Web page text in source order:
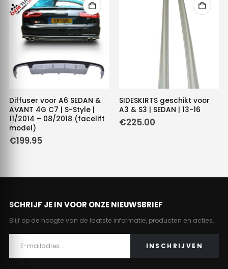
Diffuser voor A6 SEDAN &
AVANT 4G C7 | S-Style |
11/2014 – 08/2018 (facelift
model)
€199.95
SIDESKIRTS geschikt voor
A3 & S3 | SEDAN | 13-16
€225.00
SCHRIJF JE IN VOOR ONZE NIEUWSBRIEF
Blijf op de hoogte van de laatste informatie, producten en acties.